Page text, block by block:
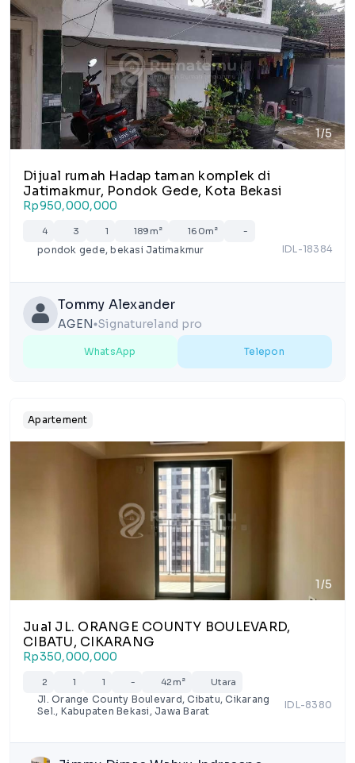
1/5
Dijual rumah Hadap taman komplek di
Jatimakmur, Pondok Gede, Kota Bekasi
Rp950,000,000
4 3 1 189m² 160m² -
pondok gede, bekasi Jatimakmur IDL-18384
Tommy Alexander
AGEN lens Signatureland pro
WhatsApp Telepon
Apartement
1/5
Jual JL. ORANGE COUNTY BOULEVARD,
CIBATU, CIKARANG
Rp350,000,000
2 1 1 - 42m² Utara
Jl. Orange County Boulevard, Cibatu, Cikarang
Sel., Kabupaten Bekasi, Jawa Barat
IDL-8380